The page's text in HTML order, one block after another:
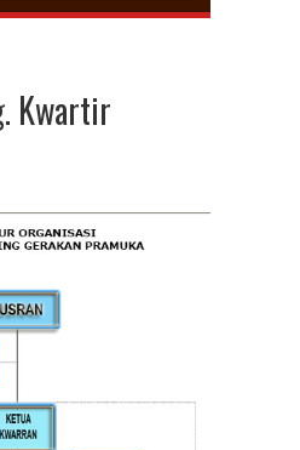
Kwartir